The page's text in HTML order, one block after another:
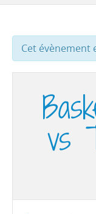
Cet évènement
vs